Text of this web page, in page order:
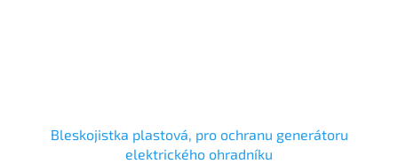
Bleskojistka plastová, pro ochranu generátoru
elektrického ohradníku